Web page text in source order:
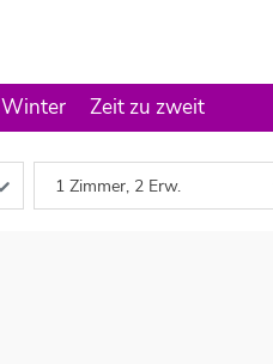
Winter Zeit zu zweit
1 Zimmer, 2 Erw.